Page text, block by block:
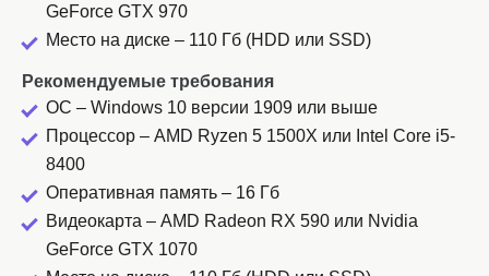
GeForce GTX 970
Место на диске – 110 Гб (HDD или SSD)
Рекомендуемые требования
ОС – Windows 10 версии 1909 или выше
Процессор – AMD Ryzen 5 1500X или Intel Core i5-
8400
Оперативная память – 16 Гб
Видеокарта – AMD Radeon RX 590 или Nvidia
GeForce GTX 1070